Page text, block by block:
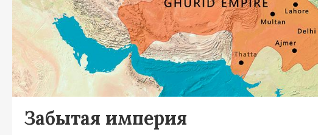
Забытая империя